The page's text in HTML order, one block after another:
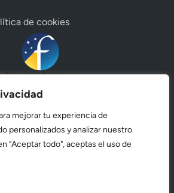
mejorar tu experiencia de
personalizados y analizar nuestro
"Aceptar todo", aceptas el uso de
de cookies